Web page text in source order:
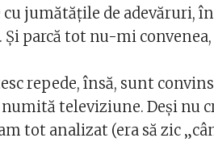
jumătăţile de adevăruri, în
Şi parcă tot nu-mi
repede, însă, sunt
televiziune. Deşi nu
tot analizat (era să zic